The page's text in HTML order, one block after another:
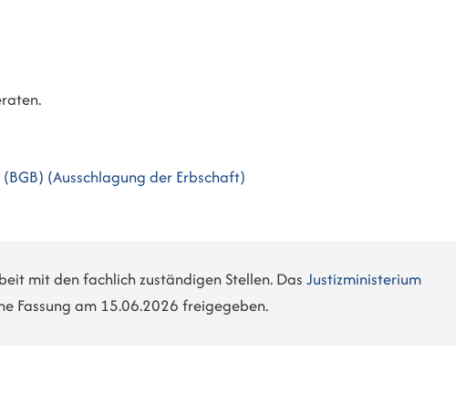
(Ausschlagung der Erbschaft)
mit den fachlich zuständigen Stellen. Das Justizministerium
Fassung am 15.06.2026 freigegeben.